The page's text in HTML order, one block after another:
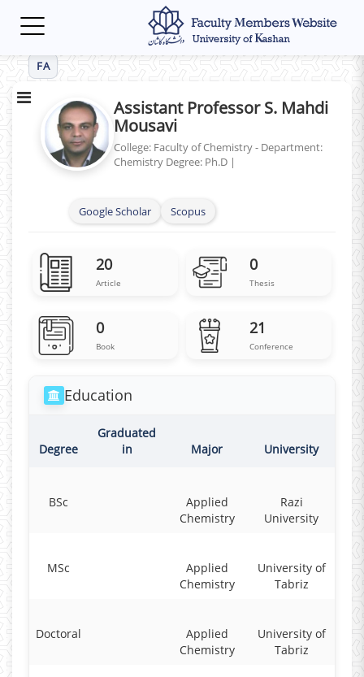
Toggle
FA
Assistant Professor S. Mahdi
Mousavi
College: Faculty of Chemistry - Department:
Chemistry Degree: Ph.D |
Google Scholar Scopus
0
Thesis
20
Article
21
Conference
0
Book
Education
Degree
Graduated
in
Major University
BSc
Applied
Chemistry
Razi
University
MSc
Applied
Chemistry
University of
Tabriz
Doctoral
Applied
Chemistry
University of
Tabriz